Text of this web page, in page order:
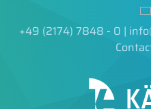
+49 (2174) 7848 - 0 |